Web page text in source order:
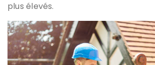
plus élevés.